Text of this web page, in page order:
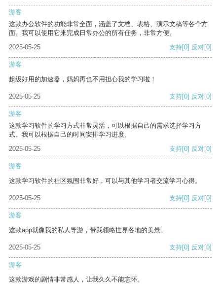
游客
这款办公软件的功能非常全面，涵盖了文档、表格、演示文稿等各个方
面。我可以使用它来完成日常办公的所有任务，非常方便。
2025-05-25
支持[0] 反对[0]
游客
超级好用的加速器，妈妈再也不用担心我的学习啦！
2025-05-25 支持[0] 反对[0]
游客
这款学习软件的学习方式非常灵活，可以根据自己的需求选择学习方
式。我可以根据自己的时间安排学习进度。
2025-05-25
支持[0] 反对[0]
游客
这款学习软件的社区氛围非常好，可以与其他学习者交流学习心得。
2025-05-25 支持[0] 反对[0]
游客
这款app就像我的私人导游，带我领略世界各地的美景。
2025-05-25 支持[0] 反对[0]
游客
这款游戏的剧情非常感人，让我久久不能忘怀。